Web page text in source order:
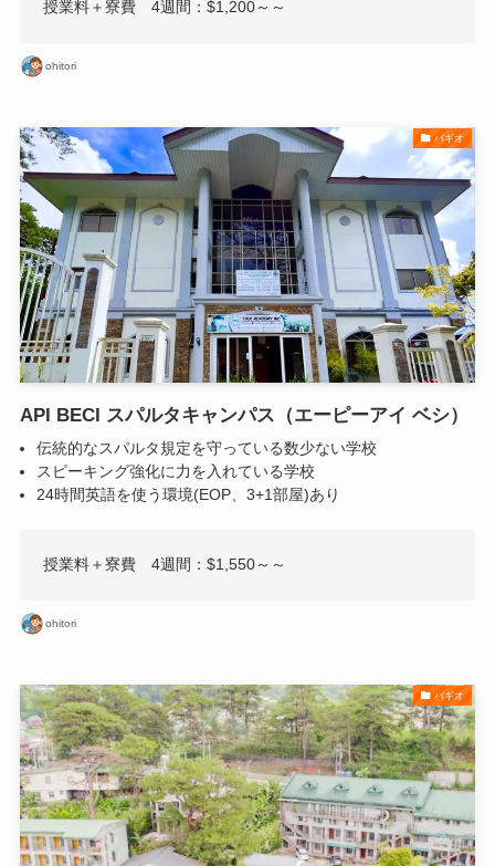
授業料＋寮費 4週間：$1,200～～
ohitori
バギオ
API BECI スパルタキャンパス（エーピーアイ ベシ）
伝統的なスパルタ規定を守っている数少ない学校
スピーキング強化に力を入れている学校
24時間英語を使う環境(EOP、3+1部屋)あり
授業料＋寮費 4週間：$1,550～～
ohitori
バギオ